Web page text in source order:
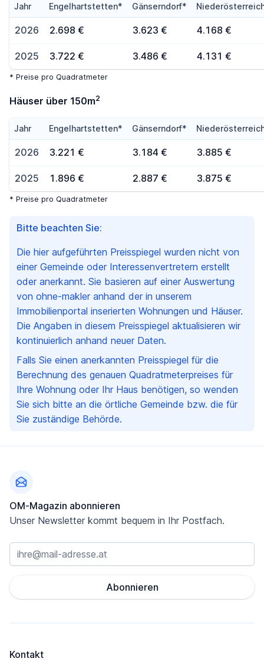
Bitte beachten Sie:
Die hier aufgeführten Preisspiegel wurden nicht von
einer Gemeinde oder Interessenvertretern erstellt
oder anerkannt. Sie basieren auf einer Auswertung
von ohne-makler anhand der in unserem
Immobilienportal inserierten Wohnungen und Häuser.
Die Angaben in diesem Preisspiegel aktualisieren wir
kontinuierlich anhand neuer Daten.
Falls Sie einen anerkannten Preisspiegel für die
Berechnung des genauen Quadratmeterpreises für
Ihre Wohnung oder Ihr Haus benötigen, so wenden
Sie sich bitte an die örtliche Gemeinde bzw. die für
Sie zuständige Behörde.
Jahr Engelhartstetten* Gänserndorf*
2026 2.698 € 3.623 € 4.168 €
2025 3.722 € 3.486 € 4.131 €
* Preise pro Quadratmeter
Häuser über 150m2
Jahr Engelhartstetten* Gänserndorf*
2026 3.221 € 3.184 € 3.885 €
2025 1.896 € 2.887 € 3.875 €
* Preise pro Quadratmeter
OM-Magazin abonnieren
Unser Newsletter kommt bequem in Ihr Postfach.
Abonnieren
Kontakt